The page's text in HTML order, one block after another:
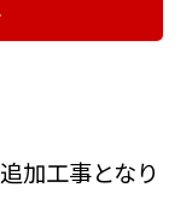
加工事となり